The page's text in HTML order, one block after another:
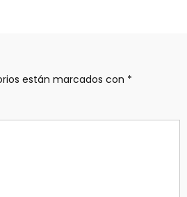
están marcados con *